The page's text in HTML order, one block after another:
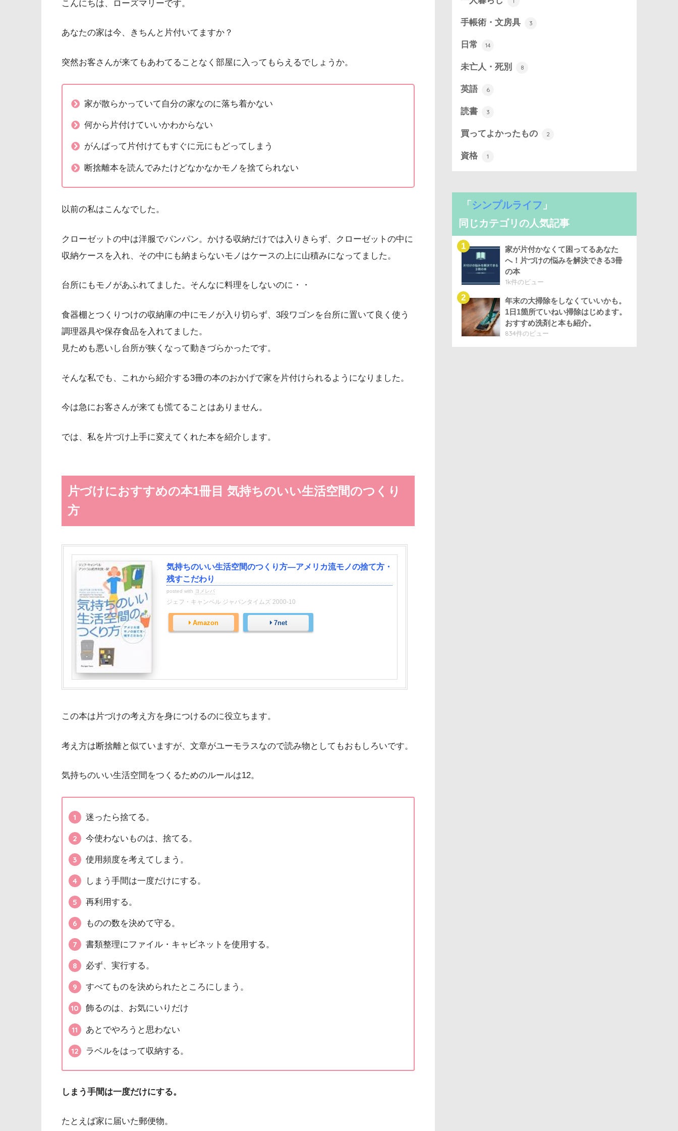
こんにちは、ローズマリーです。
あなたの家は今、きちんと片付いてますか？
突然お客さんが来てもあわてることなく部屋に入ってもらえるでしょうか。
家が散らかっていて自分の家なのに落ち着かない
何から片付けていいかわからない
がんばって片付けてもすぐに元にもどってしまう
断捨離本を読んでみたけどなかなかモノを捨てられない
以前の私はこんなでした。
クローゼットの中は洋服でパンパン。かける収納だけでは入りきらず、クローゼットの中に
収納ケースを入れ、その中にも納まらないモノはケースの上に山積みになってました。
台所にもモノがあふれてました。そんなに料理をしないのに・・
食器棚とつくりつけの収納庫の中にモノが入り切らず、3段ワゴンを台所に置いて良く使う
調理器具や保存食品を入れてました。
見ためも悪いし台所が狭くなって動きづらかったです。
そんな私でも、これから紹介する3冊の本のおかげで家を片付けられるようになりました。
今は急にお客さんが来ても慌てることはありません。
では、私を片づけ上手に変えてくれた本を紹介します。
片づけにおすすめの本1冊目 気持ちのいい生活空間のつくり
方
気持ちのいい生活空間のつくり方―アメリカ流モノの捨て方・
残すこだわり
posted with ヨメレバ
ジェフ・キャンベル ジャパンタイムズ 2000-10
Amazon 7net
この本は片づけの考え方を身につけるのに役立ちます。
考え方は断捨離と似ていますが、文章がユーモラスなので読み物としてもおもしろいです。
気持ちのいい生活空間をつくるためのルールは12。
迷ったら捨てる。
今使わないものは、捨てる。
使用頻度を考えてしまう。
しまう手間は一度だけにする。
再利用する。
ものの数を決めて守る。
書類整理にファイル・キャビネットを使用する。
必ず、実行する。
すべてものを決められたところにしまう。
飾るのは、お気にいりだけ
あとでやろうと思わない
ラベルをはって収納する。
しまう手間は一度だけにする。
たとえば家に届いた郵便物。
手帳術・文房具 3
日常 14
未亡人・死別 8
英語 6
読書 3
買ってよかったもの 2
資格 1
「シンプルライフ 」
同じカテゴリの人気記事
家が片付かなくて困ってるあなた
へ！片づけの悩みを解決できる3冊
の本
1k件のビュー
年末の大掃除をしなくていいかも。
1日1箇所ていねい掃除はじめます。
おすすめ洗剤と本も紹介。
834件のビュー